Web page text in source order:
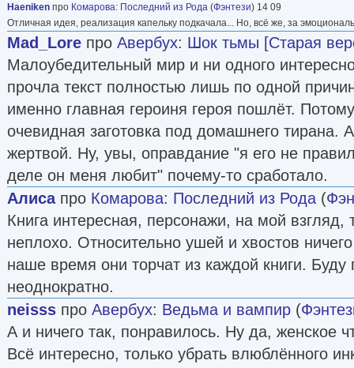
Haeniken про Комарова: Последний из Рода (Фэнтези) 14 09
Отличная идея, реализация капельку подкачала... Но, всё же, за
Mad_Lore про Авербух: Шок тьмы [Старая
Малоубедительный мир и ни одного
прочла текст полностью лишь по одной
именно главная героиня героя пошлёт.
очевидная заготовка под домашнего тирана.
жертвой. Ну, увы, оправдание "я его не
деле он меня любит" почему-то сработало.
Алисaпро Комарова: Последний из Рода (
Книга интересная, персонажи, на мой взгляд,
неплохо. Относительно ушей и хвостов
наше время они торчат из каждой книги. Буду
неоднократно.
neisss про Авербух: Ведьма и вампир (
А и ничего так, понравилось. Ну да, женское
Всё интересно, только убрать влюблённого